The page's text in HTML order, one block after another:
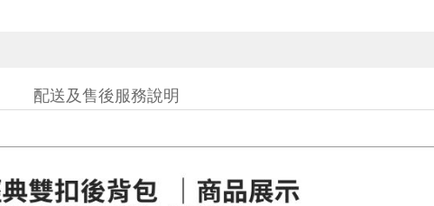
配送及售後服務說明